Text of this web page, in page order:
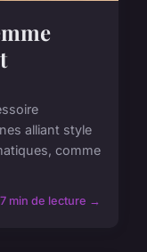
alliant style
comme
7 min de lecture →